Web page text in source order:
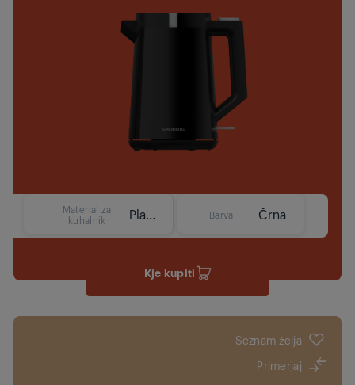
Material za
kuhalnik
Plastika Barva Črna
Kje kupiti
Seznam želja
Primerjaj